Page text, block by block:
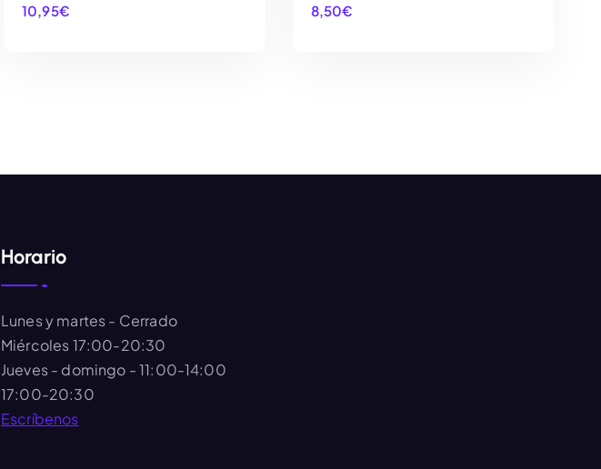
10,95€ 8,50€
Horario
Lunes y martes- Cerrado
Miércoles17:00-20:30
Jueves - domingo - 11:00-14:00
17:00-20:30
Escríbenos